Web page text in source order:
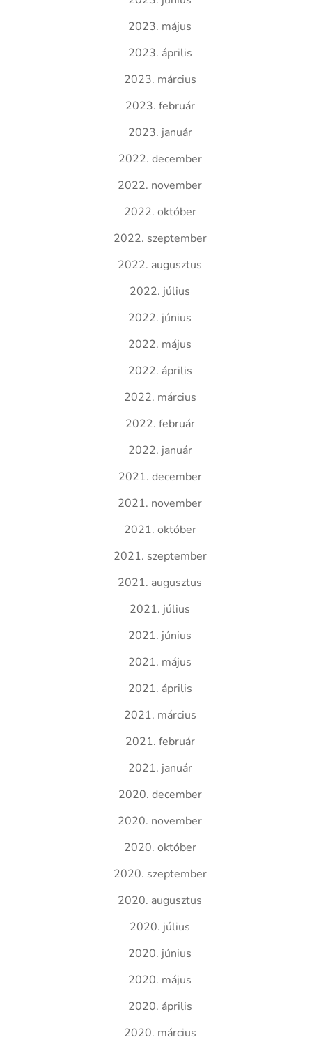
2023. május
2023. április
2023. március
2023. február
2023. január
2022. december
2022. november
2022. október
2022. szeptember
2022. augusztus
2022. július
2022. június
2022. május
2022. április
2022. március
2022. február
2022. január
2021. december
2021. november
2021. október
2021. szeptember
2021. augusztus
2021. július
2021. június
2021. május
2021. április
2021. március
2021. február
2021. január
2020. december
2020. november
2020. október
2020. szeptember
2020. augusztus
2020. július
2020. június
2020. május
2020. április
2020. március